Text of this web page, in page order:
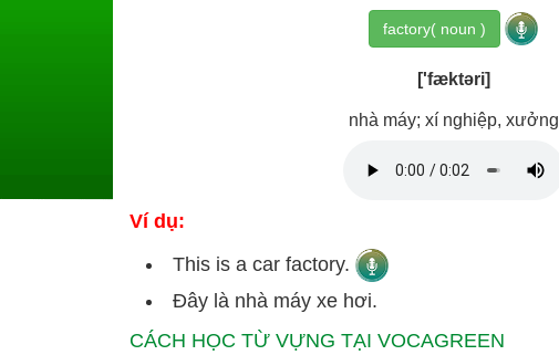
factory( noun )
['fæktəri]
nhà máy; xí nghiệp, xưởng
Ví dụ:
This is a car factory.
Đây là nhà máy xe hơi.
CÁCH HỌC TỪ VỰNG TẠI VOCAGREEN